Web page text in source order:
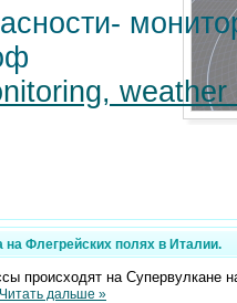
на Флегрейских полях в Италии.
происходят на Супервулкане
Читать дальше »